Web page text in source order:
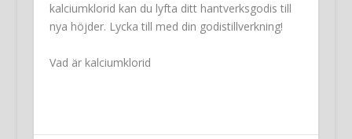
kalciumklorid kan du lyfta ditt hantverksgodis till
nya höjder. Lycka till med din godistillverkning!
Vad är kalciumklorid